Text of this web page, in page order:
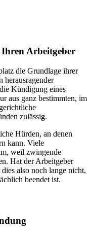
Arbeitgeber
die Grundlage ihrer
herausragender
Kündigung eines
aus ganz bestimmten, im
zulässig.
Hürden, an denen
kann. Viele
weil zwingende
Hat der Arbeitgeber
also noch lange nicht,
beendet ist.